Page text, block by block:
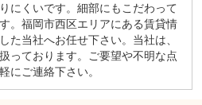
にくいです。細部にもこだわって
。福岡市西区エリアにある賃貸情
た当社へお任せ下さい。当社は、
っております。ご要望や不明な点
にご連絡下さい。